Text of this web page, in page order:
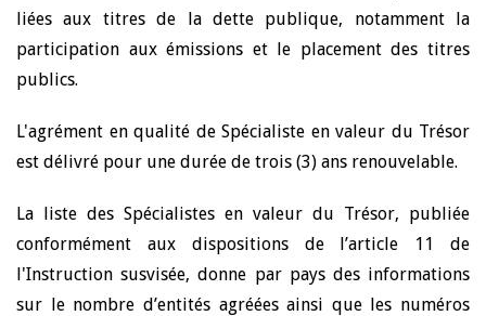
liées aux titres de la dette publique, notamment la
participation aux émissions et le placement des titres
publics.
L'agrément en qualité de Spécialiste en valeur du Trésor
est délivré pour une durée de trois (3) ans renouvelable.
La liste des Spécialistes en valeur du Trésor, publiée
conformément aux dispositions de l’article 11 de
l'Instruction susvisée, donne par pays des informations
sur le nombre d’entités agréées ainsi que les numéros